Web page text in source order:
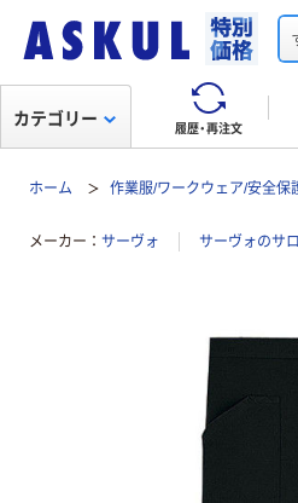
履歴・再注文
カテゴリー
ホーム 作業服/ワークウェア/安全保
メーカー サーヴォ サーヴォのサ